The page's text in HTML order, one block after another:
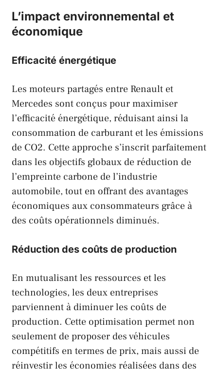
L’impact environnemental et
économique
Efficacité énergétique
Les moteurs partagés entre Renault et
Mercedes sont conçus pour maximiser
l’efficacité énergétique, réduisant ainsi la
consommation de carburant et les émissions
de CO2. Cette approche s’inscrit parfaitement
dans les objectifs globaux de réduction de
l’empreinte carbone de l’industrie
automobile, tout en offrant des avantages
économiques aux consommateurs grâce à
des coûts opérationnels diminués.
Réduction des coûts de production
En mutualisant les ressources et les
technologies, les deux entreprises
parviennent à diminuer les coûts de
production. Cette optimisation permet non
seulement de proposer des véhicules
compétitifs en termes de prix, mais aussi de
réinvestir les économies réalisées dans des